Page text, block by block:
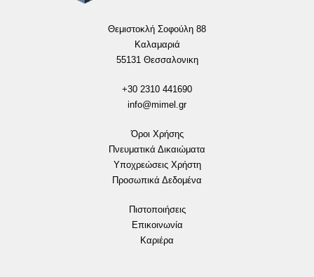
Θεμιστοκλή Σοφούλη 88
Καλαμαριά
55131 Θεσσαλονικη
+30 2310 441690
info@mimel.gr
Όροι Χρήσης
Πνευματικά Δικαιώματα
Υποχρεώσεις Χρήστη
Προσωπικά Δεδομένα
Πιστοποιήσεις
Επικοινωνία
Καριέρα